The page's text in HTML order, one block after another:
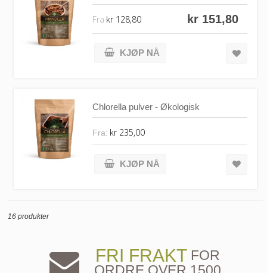
kr 151,80
Fra kr 128,80
KJØP NÅ
Chlorella pulver - Økologisk
Fra: kr 235,00
KJØP NÅ
16 produkter
FRI FRAKTFOR